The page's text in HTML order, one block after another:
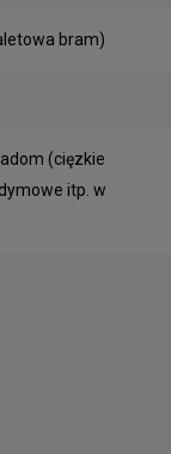
bram)
(cięzkie
itp. w